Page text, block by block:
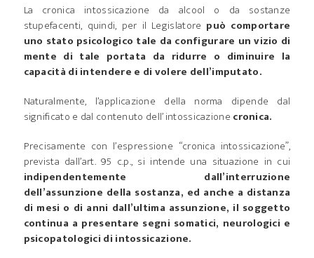
La cronica intossicazione da alcool o da sostanze
stupefacenti, quindi, per il Legislatore può comportare
uno stato psicologico tale da configurare un vizio di
mente di tale portata da ridurre o diminuire la
capacità di intendere e di volere dell’imputato.
Naturalmente, l’applicazione della norma dipende dal
significato e dal contenuto dell’ intossicazione cronica.
Precisamente con l’espressione “cronica intossicazione”,
prevista dall’art. 95 c.p., si intende una situazione in cui
indipendentemente dall’interruzione
dell’assunzione della sostanza, ed anche a distanza
di mesi o di anni dall’ultima assunzione, il soggetto
continua a presentare segni somatici, neurologici e
psicopatologici di intossicazione.